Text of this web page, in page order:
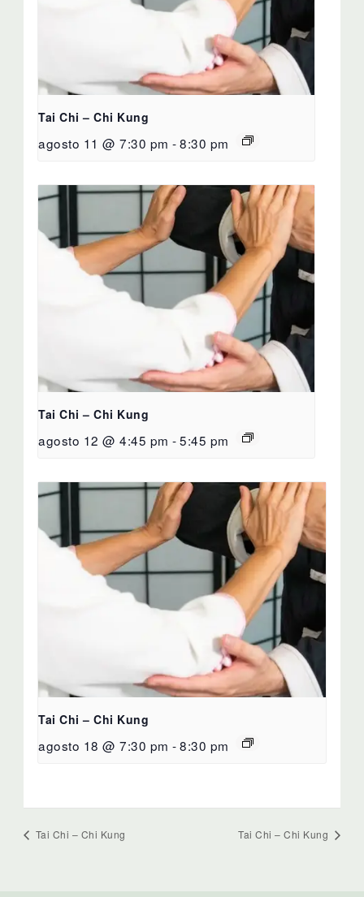
Tai Chi – Chi Kung
agosto 11 @ 7:30 pm -8:30 pm
Tai Chi – Chi Kung
agosto 12 @ 4:45 pm -5:45 pm
Tai Chi – Chi Kung
agosto 18 @ 7:30 pm -8:30 pm
Tai Chi – Chi Kung Tai Chi – Chi Kung